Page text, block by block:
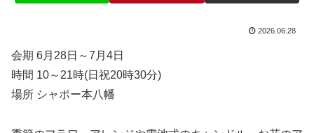
2026.06.28
会期 6月28日～7月4日
時間 10～21時(日祝20時30分)
場所 シャポー本八幡